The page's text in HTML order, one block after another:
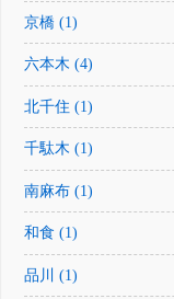
京橋 (1)
六本木 (4)
北千住 (1)
千駄木 (1)
南麻布 (1)
和食 (1)
品川 (1)